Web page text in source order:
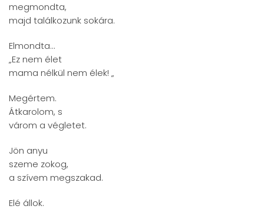
megmondta,
majd találkozunk sokára.
Elmondta...
„Ez nem élet
mama nélkül nem élek! „
Megértem.
Átkarolom, s
várom a végletet.
Jön anyu
szeme zokog,
a szívem megszakad.
Elé állok.